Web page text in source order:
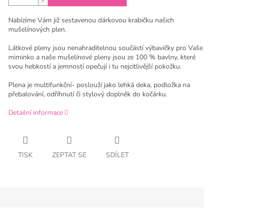
Nabízíme Vám již sestavenou dárkovou krabičku našich
mušelínových plen.
Látkové pleny jsou nenahraditelnou součástí výbavičky pro Vaše
miminko a naše mušelínové pleny jsou ze 100 % bavlny, které
svou hebkostí a jemností opečují i tu nejcitlivější pokožku.
Plena je multifunkční- poslouží jako lehká deka, podložka na
přebalování, odříhnutí či stylový doplněk do kočárku.
Detailní informace
TISK ZEPTAT SE SDÍLET